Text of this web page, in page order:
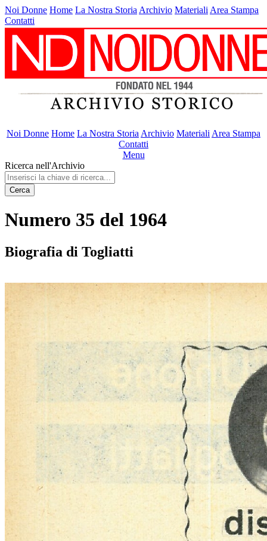
Noi Donne Home La Nostra Storia Archivio Materiali Area Stampa
Contatti
Noi Donne Home La Nostra Storia Archivio Materiali Area Stampa
Contatti
Menu
Ricerca nell'Archivio
Cerca
Numero 35 del 1964
Biografia di Togliatti